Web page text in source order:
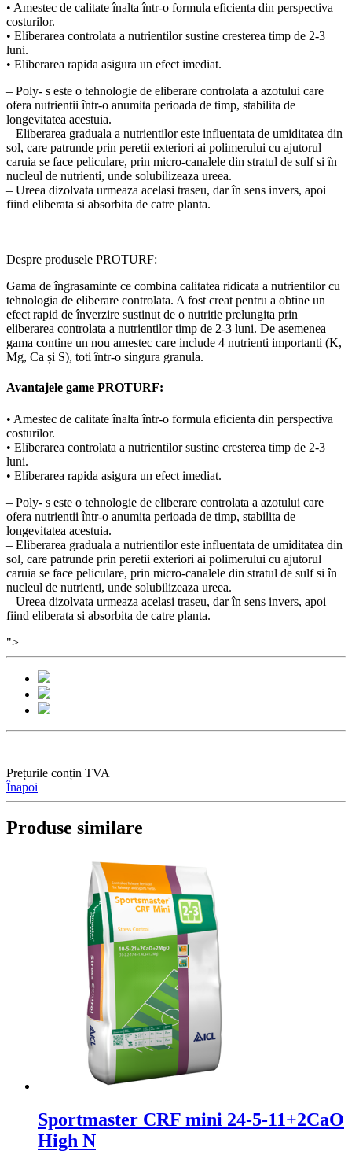
• Amestec de calitate înalta într-o formula eficienta din perspectiva
costurilor.
• Eliberarea controlata a nutrientilor sustine cresterea timp de 2-3
luni.
• Eliberarea rapida asigura un efect imediat.
– Poly- s este o tehnologie de eliberare controlata a azotului care
ofera nutrientii într-o anumita perioada de timp, stabilita de
longevitatea acestuia.
– Eliberarea graduala a nutrientilor este influentata de umiditatea din
sol, care patrunde prin peretii exteriori ai polimerului cu ajutorul
caruia se face peliculare, prin micro-canalele din stratul de sulf si în
nucleul de nutrienti, unde solubilizeaza ureea.
– Ureea dizolvata urmeaza acelasi traseu, dar în sens invers, apoi
fiind eliberata si absorbita de catre planta.
Despre produsele PROTURF:
Gama de îngrasaminte ce combina calitatea ridicata a nutrientilor cu
tehnologia de eliberare controlata. A fost creat pentru a obtine un
efect rapid de înverzire sustinut de o nutritie prelungita prin
eliberarea controlata a nutrientilor timp de 2-3 luni. De asemenea
gama contine un nou amestec care include 4 nutrienti importanti (K,
Mg, Ca și S), toti într-o singura granula.
Avantajele game PROTURF:
• Amestec de calitate înalta într-o formula eficienta din perspectiva
costurilor.
• Eliberarea controlata a nutrientilor sustine cresterea timp de 2-3
luni.
• Eliberarea rapida asigura un efect imediat.
– Poly- s este o tehnologie de eliberare controlata a azotului care
ofera nutrientii într-o anumita perioada de timp, stabilita de
longevitatea acestuia.
– Eliberarea graduala a nutrientilor este influentata de umiditatea din
sol, care patrunde prin peretii exteriori ai polimerului cu ajutorul
caruia se face peliculare, prin micro-canalele din stratul de sulf si în
nucleul de nutrienti, unde solubilizeaza ureea.
– Ureea dizolvata urmeaza acelasi traseu, dar în sens invers, apoi
fiind eliberata si absorbita de catre planta.
">
Prețurile conțin TVA
Înapoi
Produse similare
Sportmaster CRF mini 24-5-11+2CaO
High N